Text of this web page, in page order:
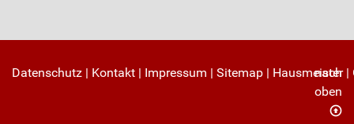
Datenschutz | Kontakt | Impressum | Sitemap | Hausmeister|
nach
oben